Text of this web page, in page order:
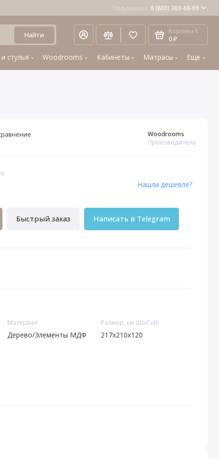
Поддержка 8 (800) 300-68-69
Найти Корзина 0
0 ₽
стулья Woodrooms Кабинеты Матрасы Еще
Woodrooms
Производитель
Быстрый заказ Написать в Telegram
Нашли дешевле?
Материал
Дерево/Элементы МДФ
Размер, см (ШхГхВ)
217х210х120